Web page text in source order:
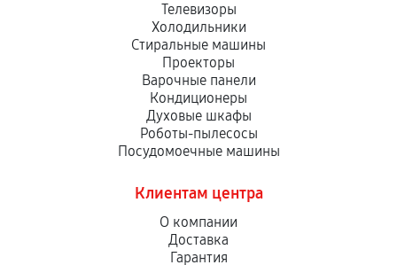
Телевизоры
Холодильники
Стиральные машины
Проекторы
Варочные панели
Кондиционеры
Духовые шкафы
Роботы-пылесосы
Посудомоечные машины
Клиентам центра
О компании
Доставка
Гарантия